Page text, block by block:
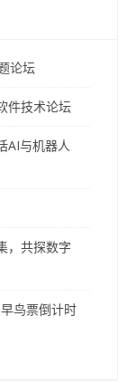
论坛
件技术论坛
AI与机器人
，共探数字
鸟票倒计时